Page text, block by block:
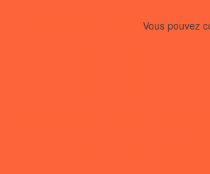
Vous pouvez